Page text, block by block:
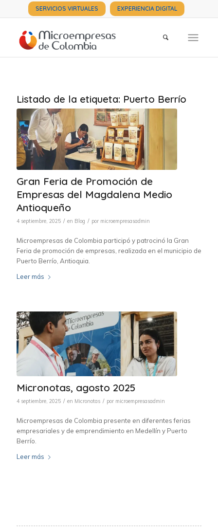
SERVICIOS VIRTUALES EXPERIENCIA DIGITAL
Listado de la etiqueta: Puerto Berrío
Gran Feria de Promoción de
Empresas del Magdalena Medio
Antioqueño
4 septiembre, 2025 / en Blog / por microempresasadmin
Microempresas de Colombia participó y patrocinó la Gran
Feria de promoción de empresas, realizada en el municipio de
Puerto Berrío, Antioquia.
Leer más
Micronotas, agosto 2025
4 septiembre, 2025 / en Micronotas / por microempresasadmin
Microempresas de Colombia presente en diferentes ferias
empresariales y de emprendimiento en Medellín y Puerto
Berrío.
Leer más